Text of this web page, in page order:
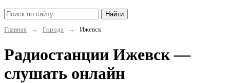
Найти
Главная
→ Города → Ижевск
Радиостанции Ижевск —
слушать онлайн